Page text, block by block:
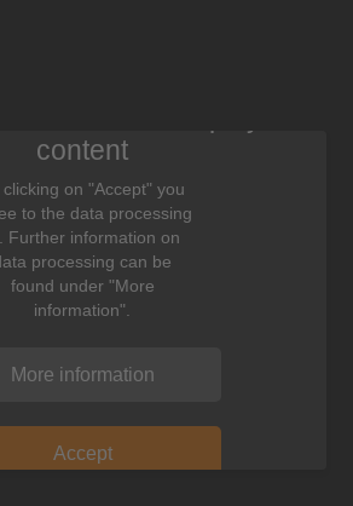
content
clicking on "Accept" you
to the data processing
Further information on
processing can be
found under "More
information".
More information
Accept